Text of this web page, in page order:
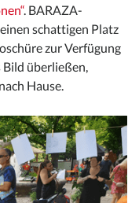
. BARAZA-
schattigen Platz
zur Verfügung
Bild überließen,
Hause.